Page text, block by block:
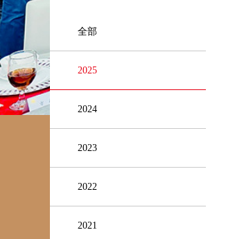
全部
2025
2024
2023
2022
2021